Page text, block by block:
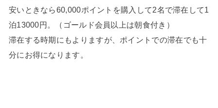
安いときなら60,000ポイントを購入して2名で滞在して1
泊13000円。（ゴールド会員以上は朝食付き）
滞在する時期にもよりますが、ポイントでの滞在でも十
分にお得になります。